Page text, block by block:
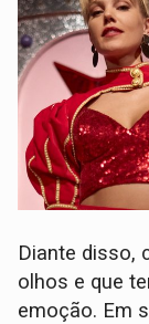
Diante disso,
olhos e que
emoção. Em